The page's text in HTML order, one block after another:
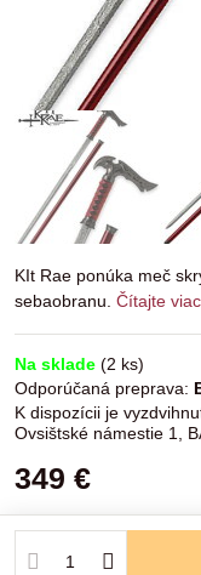
KIt Rae ponúka meč
sebaobranu. Čítajte viac
Na sklade (2 ks)
Ovsištské námestie 1,
349 €